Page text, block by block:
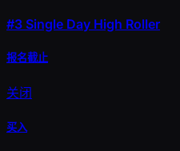
#3 Single Day High Roller
报名截止
关闭
买入